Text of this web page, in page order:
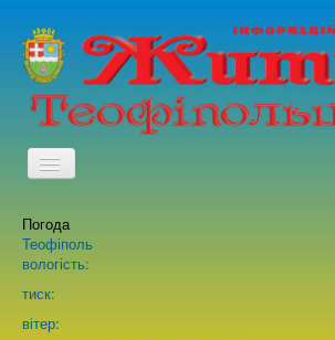
TPL_PROTOSTAR_TOGGLE_MENU
Погода
Теофіполь
вологість:
тиск:
вітер: